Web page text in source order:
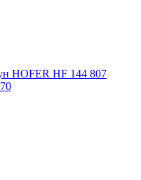
HOFER HF 144 807